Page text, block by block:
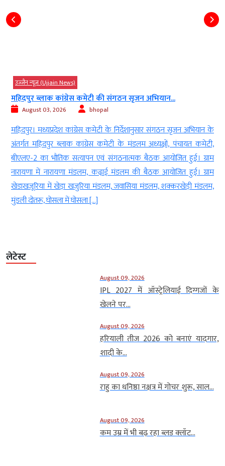
News)
कांग्रेस कमेटी की संगठन सृजन अभियान...
2026 bhopal
कांग्रेस कमेटी के निर्देशानुसार संगठन सृजन अभियान के
ब्लाक कांग्रेस कमेटी के मंडलम अध्यक्षों, पंचायत कमेटी,
सत्यापन एवं संगठनात्मक बैठक आयोजित हुई। ग्राम
मंडलम, कढ़ाई मंडलम की बैठक आयोजित हुई। ग्राम
खेड़ा खजुरिया मंडलम, जवासिया मंडलम, शक्करखेड़ी मंडलम,
में घोसला […]
हार्मोनल
महिलाओं की
जीवनशैली, कम
आदतों के
लेटेस्ट
August 09, 2026
IPL 2027 में ऑस्ट्रेलियाई दिग्गजों के
खेलने पर...
August 09, 2026
हरियाली तीज 2026 को बनाएं यादगार,
शादी के...
August 09, 2026
राहु का धनिष्ठा नक्षत्र में गोचर शुरू, साल...
August 09, 2026
कम उम्र में भी बढ़ रहा ब्लड क्लॉट...